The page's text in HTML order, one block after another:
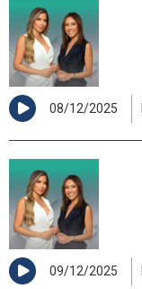
08/12/2025
09/12/2025